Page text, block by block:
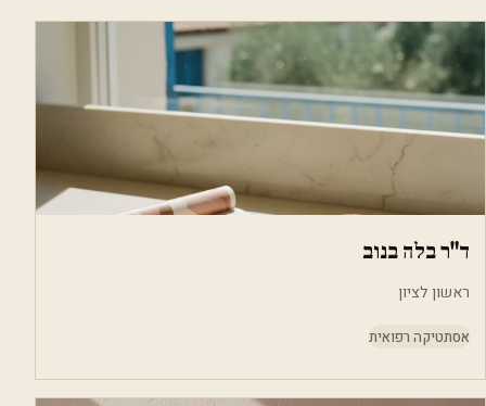
ד"ר בלה בנוב
ראשון לציון
אסתטיקה רפואית